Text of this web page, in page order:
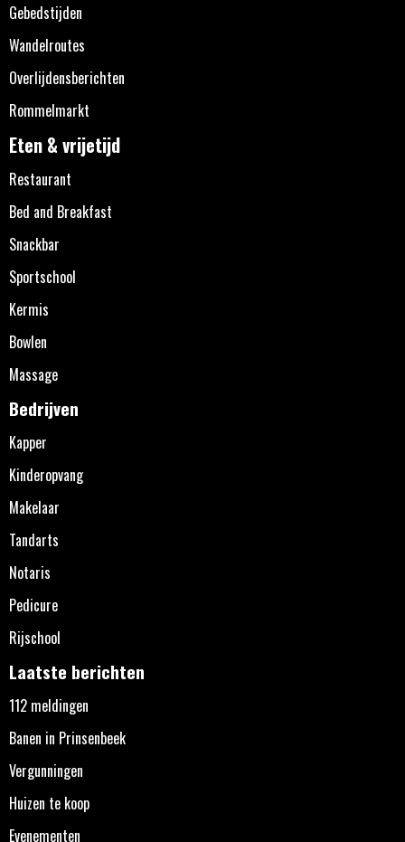
Gebedstijden
Wandelroutes
Overlijdensberichten
Rommelmarkt
Eten & vrijetijd
Restaurant
Bed and Breakfast
Snackbar
Sportschool
Kermis
Bowlen
Massage
Bedrijven
Kapper
Kinderopvang
Makelaar
Tandarts
Notaris
Pedicure
Rijschool
Laatste berichten
112 meldingen
Banen in Prinsenbeek
Vergunningen
Huizen te koop
Evenementen